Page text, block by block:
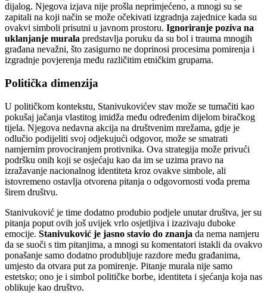
dijalog. Njegova izjava nije prošla neprimjećeno, a mnogi su se
zapitali na koji način se može očekivati izgradnja zajednice kada su
ovakvi simboli prisutni u javnom prostoru. Ignoriranje poziva na
uklanjanje murala predstavlja poruku da su bol i trauma mnogih
građana nevažni, što zasigurno ne doprinosi procesima pomirenja i
izgradnje povjerenja među različitim etničkim grupama.
Politička dimenzija
U političkom kontekstu, Stanivukovićev stav može se tumačiti kao
pokušaj jačanja vlastitog imidža među određenim dijelom biračkog
tijela. Njegova nedavna akcija na društvenim mrežama, gdje je
odlučio podijeliti svoj odjekujući odgovor, može se smatrati
namjernim provociranjem protivnika. Ova strategija može privući
podršku onih koji se osjećaju kao da im se uzima pravo na
izražavanje nacionalnog identiteta kroz ovakve simbole, ali
istovremeno ostavlja otvorena pitanja o odgovornosti vođa prema
širem društvu.
Stanivuković je time dodatno produbio podjele unutar društva, jer su
pitanja poput ovih još uvijek vrlo osjetljiva i izazivaju duboke
emocije. Stanivuković je jasno stavio do znanja da nema namjeru
da se suoči s tim pitanjima, a mnogi su komentatori istakli da ovakvo
ponašanje samo dodatno produbljuje razdore među građanima,
umjesto da otvara put za pomirenje. Pitanje murala nije samo
estetsko; ono je i simbol političke borbe, identiteta i sjećanja koja nas
oblikuje kao društvo.